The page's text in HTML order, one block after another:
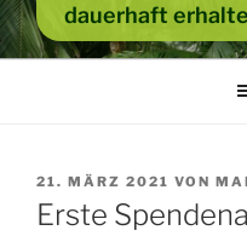
dauerhaft
VERÖFFENTLICHT
AM
21. MÄRZ 2021 VON
Erste